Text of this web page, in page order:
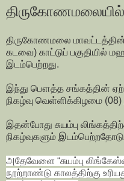
திருகோணமலையில்
திருகோணமலை
கடவை) காட்டுப் பகுதியில்
இடம்பெற்றது.
இந்து பௌத்த சங்கத்தின்
நிகழ்வு வெள்ளிக்கிழமை
இதன்போது சுயம்பு
நிகழ்வுகளும்
அதேவேளை “சுயம்பு
நூற்றாண்டு காலத்திற்கு